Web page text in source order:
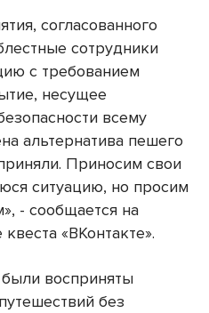
согласованного
сотрудники
с требованием
несущее
всему
альтернатива пешего
Приносим свои
ситуацию, но просим
- сообщается на
«ВКонтакте».
восприняты
без